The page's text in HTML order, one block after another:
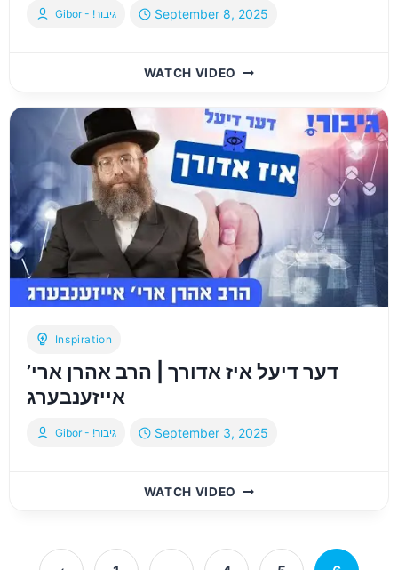
Gibor - !גיבור September 8, 2025
WATCH VIDEO גיבור
סעילס
טיפ
|
מו”ה
אברהם
צימענד
Inspiration
דער דיעל איז אדורך | הרב אהרן ארי’
אייזענבערג
Gibor - !גיבור September 3, 2025
WATCH VIDEO דער